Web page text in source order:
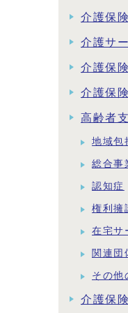
介護保
介護サ
介護保
介護保
高齢者
地域包
総合事
認知症
権利擁
在宅サ
関連団
その他
介護保